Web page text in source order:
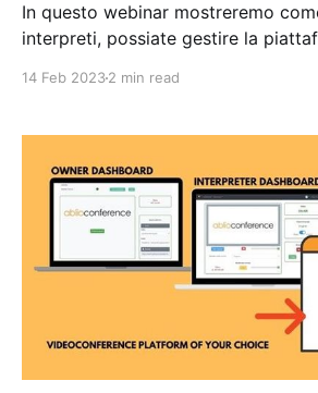
In questo webinar mostreremo
interpreti, possiate gestire la
occupano di organizzare la
utilizzando la piattaforma di
14 Feb 20232 min read